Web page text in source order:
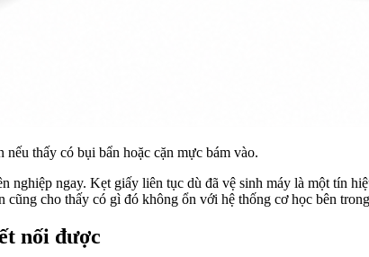
thấy có bụi bẩn hoặc cặn mực bám vào.
nghiệp ngay. Kẹt giấy liên tục dù đã vệ sinh máy là một tín
cho thấy có gì đó không ổn với hệ thống cơ học bên
nối được